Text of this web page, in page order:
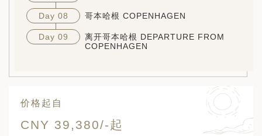
Day 08 哥本哈根 COPENHAGEN
Day 09
离开哥本哈根 DEPARTURE FROM
COPENHAGEN
价格起自
CNY 39,380/-起